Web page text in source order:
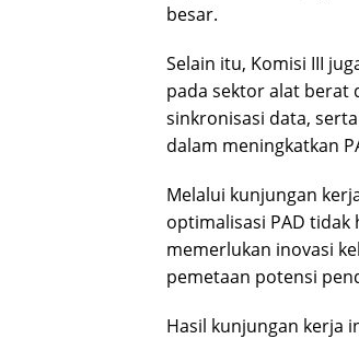
besar.
Selain itu, Komisi III
pada sektor alat berat
sinkronisasi data,
dalam meningkatkan
Melalui kunjungan
optimalisasi PAD
memerlukan inovasi
pemetaan potensi
Hasil kunjungan kerja